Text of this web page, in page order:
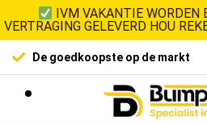
IVM VAKANTIE
VERTRAGING GELEVERD HOU
De goedkoopste op de markt